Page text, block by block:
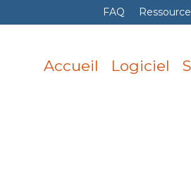
FAQ
Accueil Logiciel